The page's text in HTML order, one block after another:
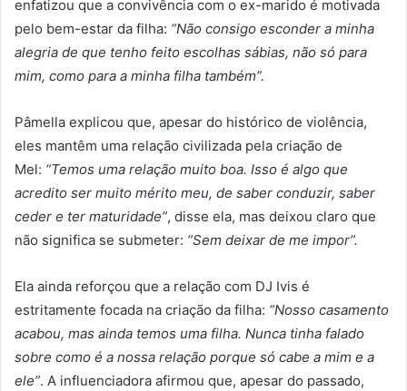
enfatizou que a convivência com o ex-marido é motivada
pelo bem-estar da filha: “Não consigo esconder a minha
alegria de que tenho feito escolhas sábias, não só para
mim, como para a minha filha também”.
Pâmella explicou que, apesar do histórico de violência,
eles mantêm uma relação civilizada pela criação de
Mel: “Temos uma relação muito boa. Isso é algo que
acredito ser muito mérito meu, de saber conduzir, saber
ceder e ter maturidade”, disse ela, mas deixou claro que
não significa se submeter: “Sem deixar de me impor”.
Ela ainda reforçou que a relação com DJ Ivis é
estritamente focada na criação da filha: “Nosso casamento
acabou, mas ainda temos uma filha. Nunca tinha falado
sobre como é a nossa relação porque só cabe a mim e a
ele”. A influenciadora afirmou que, apesar do passado,